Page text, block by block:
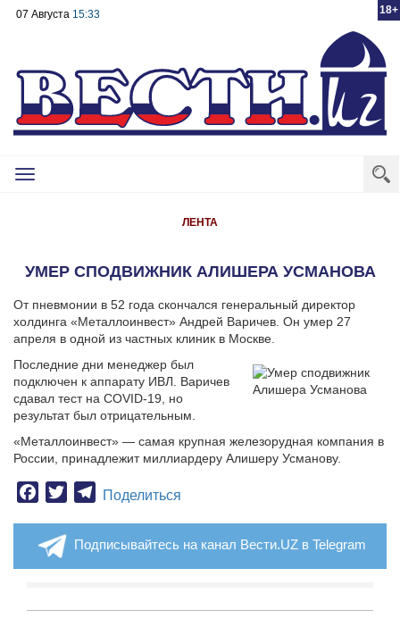
18+
07 Августа 15:33
Toggle
ЛЕНТА
УМЕР СПОДВИЖНИК АЛИШЕРА УСМАНОВА
От пневмонии в 52 года скончался генеральный директор
холдинга «Металлоинвест» Андрей Варичев. Он умер 27
апреля в одной из частных клиник в Москве.
Последние дни менеджер был
подключен к аппарату ИВЛ. Варичев
сдавал тест на COVID-19, но
результат был отрицательным.
«Металлоинвест» — самая крупная железорудная компания в
России, принадлежит миллиардеру Алишеру Усманову.
Facebook
TwitterTelegram
Поделиться
Подписывайтесь на канал Вести.UZ в Telegram